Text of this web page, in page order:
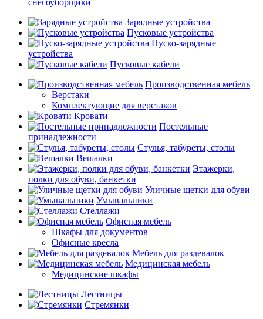
снегоуборщики
Зарядные устройства
Пусковые устройства
Пуско-зарядные
устройства
Пусковые кабели
Производственная мебель
Верстаки
Комплектующие для верстаков
Кровати
Постельные
принадлежности
Стулья, табуреты, столы
Вешалки
Этажерки,
полки для обуви, банкетки
Уличные щетки для обуви
Умывальники
Стеллажи
Офисная мебель
Шкафы для документов
Офисные кресла
Мебель для раздевалок
Медицинская мебель
Медицинские шкафы
Лестницы
Стремянки